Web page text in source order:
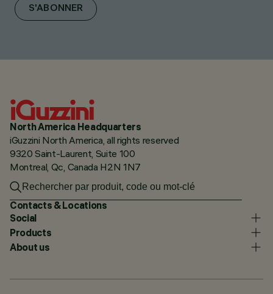
S'ABONNER
North America Headquarters
iGuzzini North America, all rights reserved
9320 Saint-Laurent, Suite 100
Montreal, Qc, Canada H2N 1N7
Contacts & Locations
Social
Products
About us